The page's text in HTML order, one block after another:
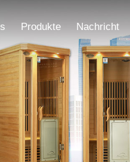
Produkte Nachricht